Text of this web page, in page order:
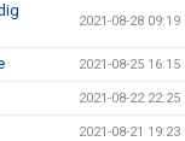
2021-08-28 09:19
2021-08-25 16:15
2021-08-22 22:25
2021-08-21 19:23